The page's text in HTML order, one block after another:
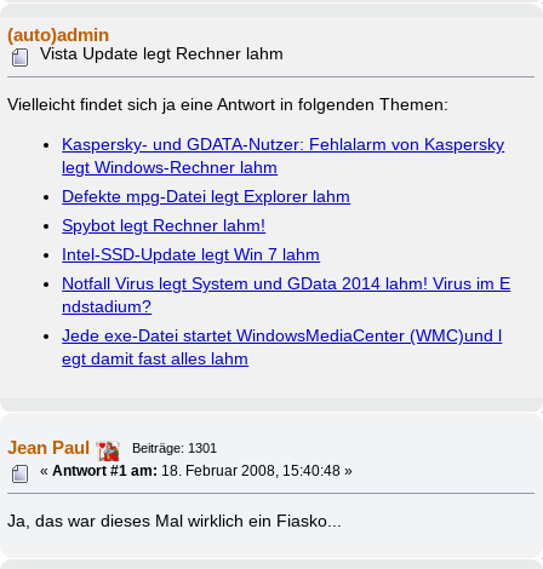
(auto)admin
Vista Update legt Rechner lahm
Vielleicht findet sich ja eine Antwort in folgenden Themen:
Kaspersky- und GDATA-Nutzer: Fehlalarm von Kaspersky
legt Windows-Rechner lahm
Defekte mpg-Datei legt Explorer lahm
Spybot legt Rechner lahm!
Intel-SSD-Update legt Win 7 lahm
Notfall Virus legt System und GData 2014 lahm! Virus im E
ndstadium?
Jede exe-Datei startet WindowsMediaCenter (WMC)und l
egt damit fast alles lahm
Jean Paul
Beiträge: 1301
«Antwort #1 am: 18. Februar 2008, 15:40:48 »
Ja, das war dieses Mal wirklich ein Fiasko...